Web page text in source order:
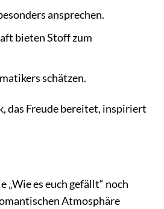
ansprechen.
bieten Stoff zum
schätzen.
das Freude bereitet, inspiriert
es euch gefällt“ noch
Atmosphäre